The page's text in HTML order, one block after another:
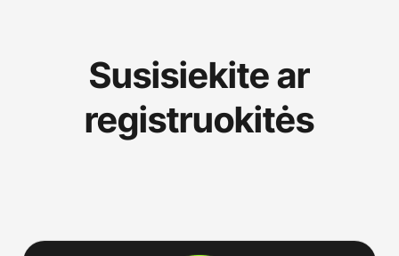
Susisiekite ar
registruokitės